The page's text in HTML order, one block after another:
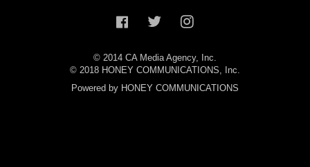
© 2014 CA Media Agency, Inc.
© 2018 HONEY COMMUNICATIONS, Inc.
Powered by HONEY COMMUNICATIONS